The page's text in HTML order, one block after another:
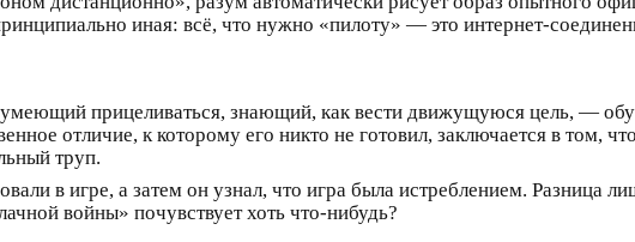
иная: всё, что нужно «пилоту» — это интернет-
прицеливаться, знающий, как вести движущуюся цель, —
отличие, к которому его никто не готовил, заключается в том,
труп.
в игре, а затем он узнал, что игра была истреблением. Разница
войны» почувствует хоть что-нибудь?